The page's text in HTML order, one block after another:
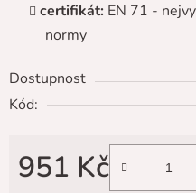
certifikát: EN 71 -
normy
Dostupnost
Kód:
951 Kč